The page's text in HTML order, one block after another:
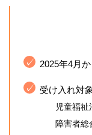
2025年4月
受け入れ対
児童福祉
障害者総